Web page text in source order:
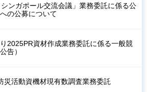
シンガポール交流会議」業務委託に係る公
の公募について
2025PR資材作成業務委託に係る一般競
告）
災活動資機材現有数調査業務委託